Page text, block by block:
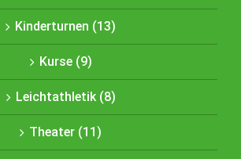
Kinderturnen (13)
Kurse (9)
Leichtathletik (8)
Theater (11)